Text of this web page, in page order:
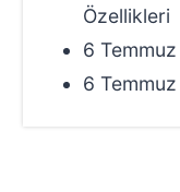
Özellikleri
6
6